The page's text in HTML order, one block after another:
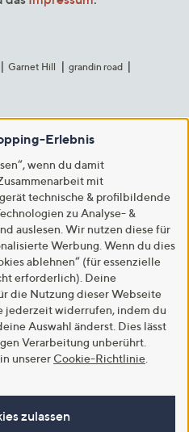
Garnet Hill
grandin road
Erlebnis
wenn du damit
mit
technische & profilbildende
zu Analyse- &
auslesen. Wir nutzen diese für
Werbung. Wenn du dies
ablehnen“ (für essenzielle
erforderlich). Deine
die Nutzung dieser Webseite
jederzeit widerrufen, indem du
Auswahl änderst. Dies lässt
Verarbeitung unberührt.
unserer Cookie-Richtlinie
zulassen